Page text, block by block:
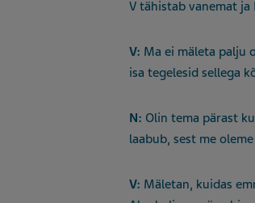
V tähistab vanemat ja
V: Ma ei mäleta palju
isa tegelesid sellega
N: Olin tema pärast
laabub, sest me
V: Mäletan, kuidas